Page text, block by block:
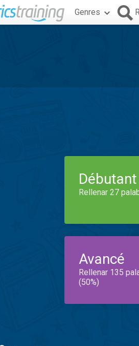
Genres
Débutant
Rellenar 27
Avancé
Rellenar 135
(50%)